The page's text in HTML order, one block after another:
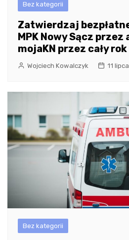
Bez kategorii
Zatwierdzaj
MPK Nowy Sącz
mojaKN przez cały rok
Wojciech Kowalczyk 11
Bez kategorii